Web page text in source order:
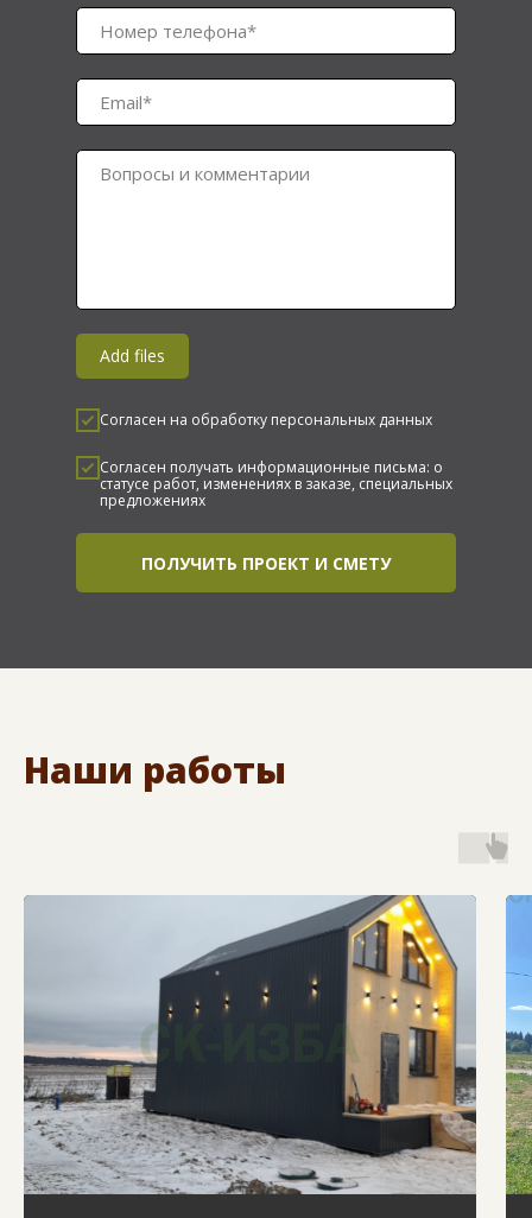
Номер телефона*
Email*
Вопросы и комментарии
Add files
Согласен на обработку персональных данных
Согласен получать информационные письма: о
статусе работ, изменениях в заказе, специальных
предложениях
ПОЛУЧИТЬ ПРОЕКТ И СМЕТУ
Наши работы